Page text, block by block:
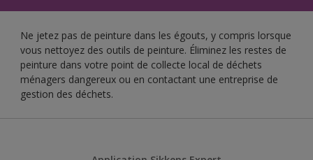
Ne jetez pas de peinture dans les égouts, y compris lorsque
vous nettoyez des outils de peinture. Éliminez les restes de
peinture dans votre point de collecte local de déchets
ménagers dangereux ou en contactant une entreprise de
gestion des déchets.